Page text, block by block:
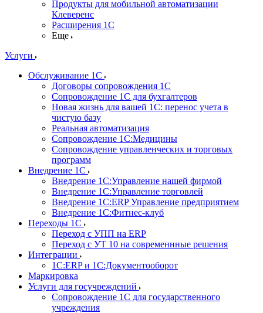
Продукты для мобильной автоматизации
Клеверенс
Расширения 1С
Еще
Услуги
Обслуживание 1С
Договоры сопровождения 1С
Сопровождение 1С для бухгалтеров
Новая жизнь для вашей 1С: перенос учета в
чистую базу
Реальная автоматизация
Сопровождение 1С:Медицины
Сопровождение управленческих и торговых
программ
Внедрение 1С
Внедрение 1С:Управление нашей фирмой
Внедрение 1С:Управление торговлей
Внедрение 1С:ERP Управление предприятием
Внедрение 1С:Фитнес-клуб
Переходы 1С
Переход с УПП на ERP
Переход с УТ 10 на современнные решения
Интеграции
1С:ERP и 1С:Документооборот
Маркировка
Услуги для госучреждений
Сопровождение 1С для государственного
учреждения